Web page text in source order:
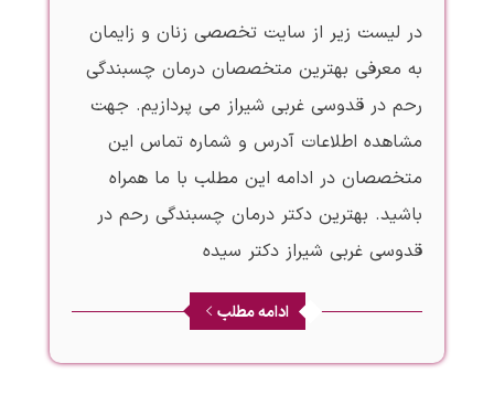
در لیست زیر از سایت تخصصی زنان و زایمان
به معرفی بهترین متخصصان درمان چسبندگی
رحم در قدوسی غربی شیراز می پردازیم. جهت
مشاهده اطلاعات آدرس و شماره تماس این
متخصصان در ادامه این مطلب با ما همراه
باشید. بهترین دکتر درمان چسبندگی رحم در
قدوسی غربی شیراز دکتر سیده
ادامه مطلب